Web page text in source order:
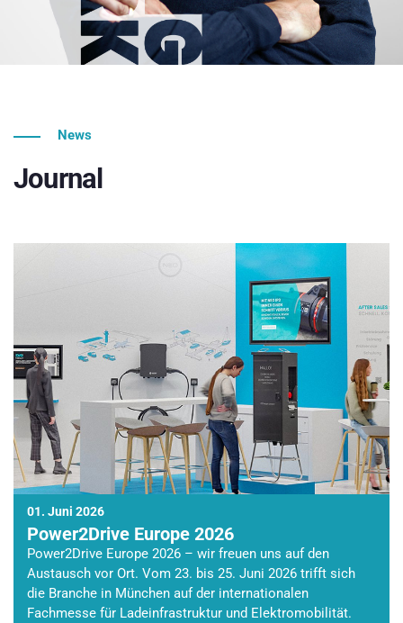
News
Journal
01. Juni 2026
Power2Drive Europe 2026
Power2Drive Europe 2026 – wir freuen uns auf den
Austausch vor Ort. Vom 23. bis 25. Juni 2026 trifft sich
die Branche in München auf der internationalen
Fachmesse für Ladeinfrastruktur und Elektromobilität.